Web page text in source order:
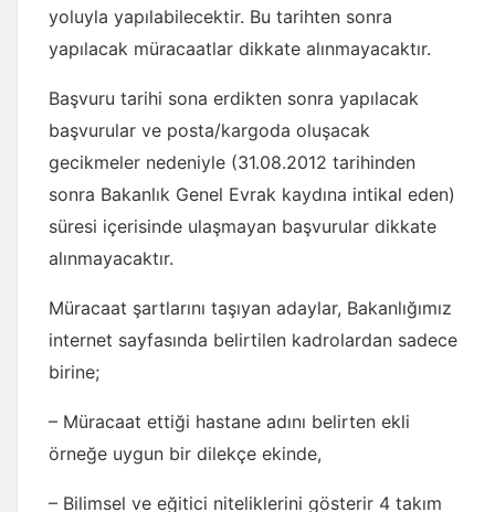
yoluyla yapılabilecektir. Bu tarihten sonra
yapılacak müracaatlar dikkate alınmayacaktır.
Başvuru tarihi sona erdikten sonra yapılacak
başvurular ve posta/kargoda oluşacak
gecikmeler nedeniyle (31.08.2012 tarihinden
sonra Bakanlık Genel Evrak kaydına intikal eden)
süresi içerisinde ulaşmayan başvurular dikkate
alınmayacaktır.
Müracaat şartlarını taşıyan adaylar, Bakanlığımız
internet sayfasında belirtilen kadrolardan sadece
birine;
– Müracaat ettiği hastane adını belirten ekli
örneğe uygun bir dilekçe ekinde,
– Bilimsel ve eğitici niteliklerini gösterir 4 takım